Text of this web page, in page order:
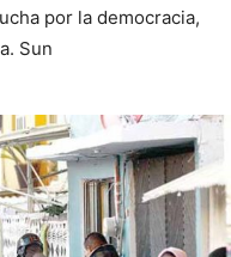
por la democracia,
Sun